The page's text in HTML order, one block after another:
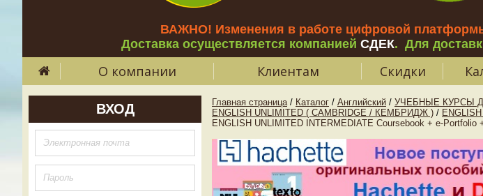
ВАЖНО! Изменения в работе цифровой платформы
Доставка осуществляется компанией СДЕК. Для
О компании Клиентам Скидки
ВХОД Главная страница / Каталог / Английский / УЧЕБНЫЕ КУРСЫ
ENGLISH UNLIMITED ( CAMBRIDGE / КЕМБРИДЖ ) /
ENGLISH UNLIMITED INTERMEDIATE Coursebook + e-Portfolio